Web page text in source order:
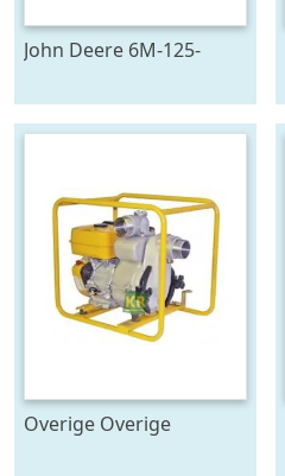
John Deere 6M-125-
Overige Overige